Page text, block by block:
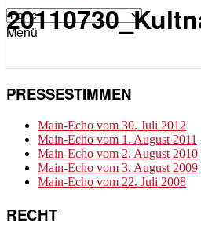
Menü
PRESSESTIMMEN
Main-Echo vom 30. Juli 2012
Main-Echo vom 1. August 2011
Main-Echo vom 2. August 2010
Main-Echo vom 3. August 2009
Main-Echo vom 22. Juli 2008
RECHT